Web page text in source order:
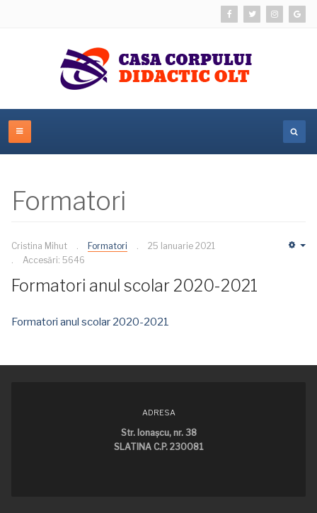
Formatori
Cristina Mihut Formatori
25 Ianuarie 2021
Accesări: 5646
Formatori anul scolar 2020-2021
Formatori anul scolar 2020-2021
ADRESA
Str. Ionaşcu, nr. 38
SLATINA C.P. 230081